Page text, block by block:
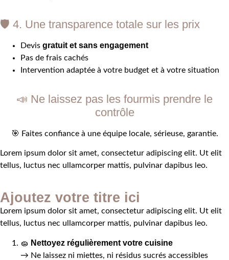
🛡️ 4. Une transparence totale sur les prix
Devis gratuit et sans engagement
Pas de frais cachés
Intervention adaptée à votre budget et à votre situation
📣 Ne laissez pas les fourmis prendre le
contrôle
🎯 Faites confiance à une équipe locale, sérieuse, garantie.
Lorem ipsum dolor sit amet, consectetur adipiscing elit. Ut elit
tellus, luctus nec ullamcorper mattis, pulvinar dapibus leo.
Ajoutez votre titre ici
Lorem ipsum dolor sit amet, consectetur adipiscing elit. Ut elit
tellus, luctus nec ullamcorper mattis, pulvinar dapibus leo.
🧽 Nettoyez régulièrement votre cuisine
→ Ne laissez ni miettes, ni résidus sucrés accessibles